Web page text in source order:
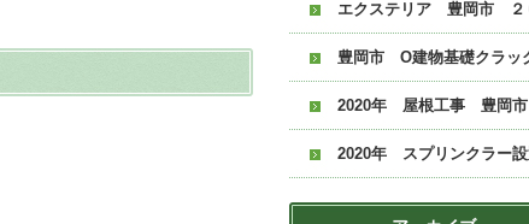
2020年 屋根工事 豊岡市